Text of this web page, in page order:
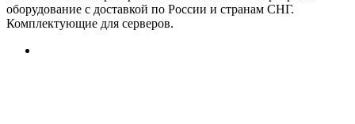
оборудование с доставкой по России и странам СНГ.
Комплектующие для серверов.